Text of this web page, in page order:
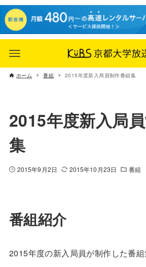
ホーム 番組 2015年度新入局員制作番組集
2015年度新入局
集
2015年9月2日 2015年10月23日 番組
番組紹介
2015年度の新入局員が制作した番